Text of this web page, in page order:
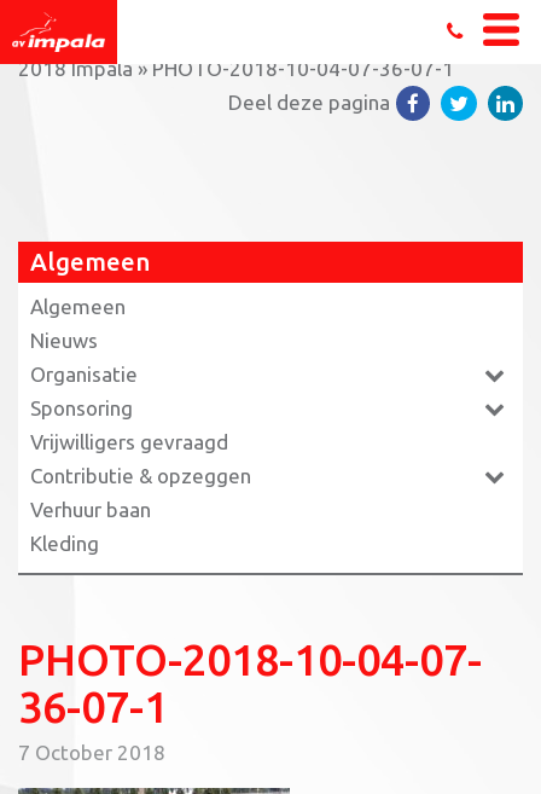
Home»Terugblik: Teamcompetities Triathlon seizoen
2018 Impala » PHOTO-2018-10-04-07-36-07-1
Deel deze pagina
Algemeen
Algemeen
Nieuws
Organisatie
Sponsoring
Vrijwilligers gevraagd
Contributie & opzeggen
Verhuur baan
Kleding
PHOTO-2018-10-04-07-
36-07-1
7 October 2018